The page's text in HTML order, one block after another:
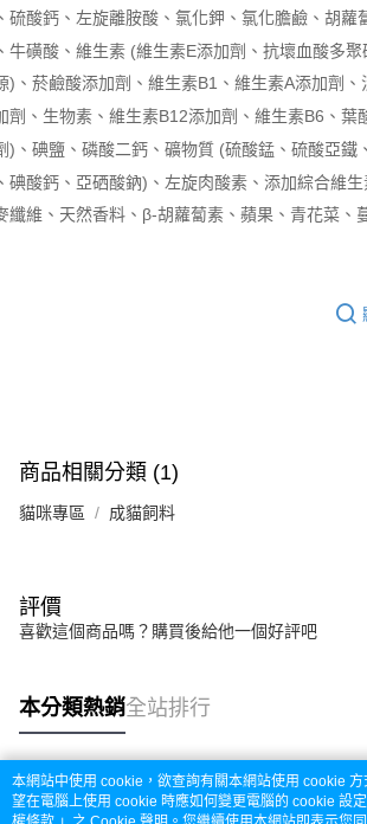
硫酸鈣、左旋離胺酸、氯化鉀、氯化膽鹼、胡蘿
牛磺酸、維生素 (維生素E添加劑、抗壞血酸多
)、菸鹼酸添加劑、維生素B1、維生素A添加劑、
劑、生物素、維生素B12添加劑、維生素B6、葉
)、碘鹽、磷酸二鈣、礦物質 (硫酸錳、硫酸亞鐵
碘酸鈣、亞硒酸鈉)、左旋肉酸素、添加綜合維生
纖維、天然香料、β-胡蘿蔔素、蘋果、青花菜、
商品相關分類 (1)
貓咪專區 成貓飼料
評價
喜歡這個商品嗎？購買後給他一個好評吧
本分類熱銷全站排行
熱門標籤
本網站中使用 cookie，欲查詢有關本網站使用 cookie
望在電腦上使用 cookie 時應如何變更電腦的 cookie 設